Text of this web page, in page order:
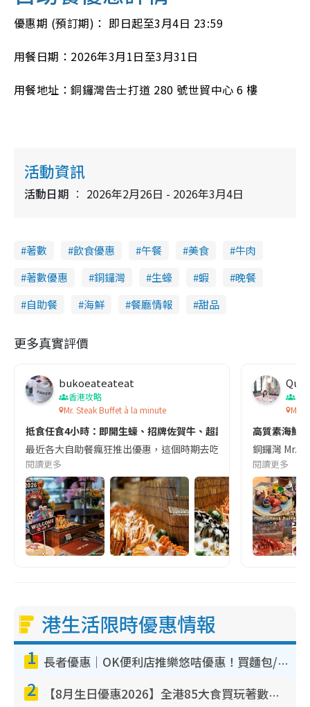
優惠期 (預訂期)： 即日起至3月4日 23:59
用餐日期：2026年3月1日至3月31日
用餐地址：銅鑼灣告士打道 280 號世貿中心 6 樓
活動資訊
活動日期 2026年2月26日 - 2026年3月4日
著數 飲食優惠 午餐 美食
牛肉
著數優惠
銅鑼灣 生蠔 蝦
晚餐
自助餐
海鮮 餐廳情報 甜品
更多真實評價
bukoeateateat
香港攻略
Mr. Steak Buffet à la minute
抵食任食4小時：即開生蠔、招牌佐賀牛、超誠意心太軟畫碟！
最近各大自助餐瘋狂推出優惠，這個時期去吃真的非常划算！相
閱讀更多
Mr.
高質素海鮮
銅鑼灣 Mr.
閱讀更多
港生活限時優惠情報
1 長者優惠｜OK便利店推樂悠咭優惠！買麵包/牛奶/保健品拍卡即減
2 【8月生日優惠2026】全港85大食買玩著數攻略 自助餐/火鍋放題同行免費＋誠品/DONKI送現金券